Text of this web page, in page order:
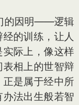
的因明——逻辑
的训练，让人
际上，像这样
相上的世智辩
是属于经中所
法出生般若智